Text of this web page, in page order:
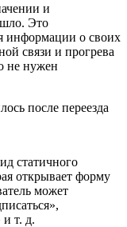
и
Это
информации о своих
связи и прогрева
не нужен
статичного
открывает форму
может
и т. д.